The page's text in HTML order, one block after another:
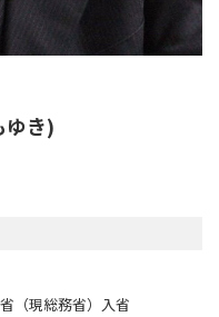
き)
（現総務省）入省